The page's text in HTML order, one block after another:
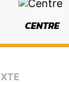
CENTRE